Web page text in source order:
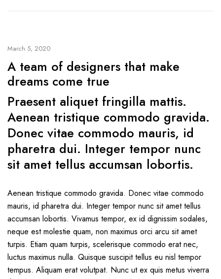
March 5, 2020
A team of designers that make
dreams come true
Praesent aliquet fringilla mattis.
Aenean tristique commodo gravida.
Donec vitae commodo mauris, id
pharetra dui. Integer tempor nunc
sit amet tellus accumsan lobortis.
Aenean tristique commodo gravida. Donec vitae commodo
mauris, id pharetra dui. Integer tempor nunc sit amet tellus
accumsan lobortis. Vivamus tempor, ex id dignissim sodales,
neque est molestie quam, non maximus orci arcu sit amet
turpis. Etiam quam turpis, scelerisque commodo erat nec,
luctus maximus nulla. Quisque suscipit tellus eu nisl tempor
tempus. Aliquam erat volutpat. Nunc ut ex quis metus viverra